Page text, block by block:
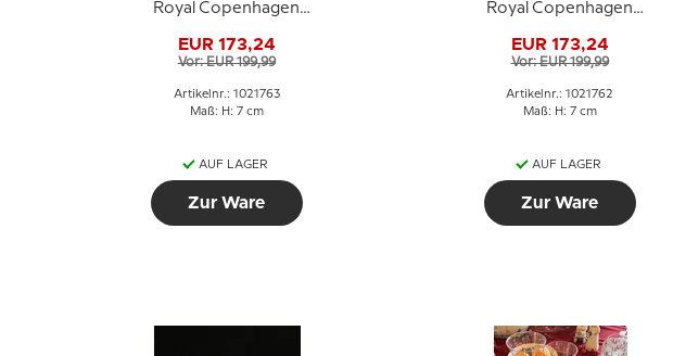
Royal Copenhagen
763
EUR 173,24
Vor: EUR 199,99
Artikelnr.: 1021763
Maß: H: 7 cm
AUF LAGER
Zur Ware
Royal Copenhagen
762
EUR 173,24
Vor: EUR 199,99
Artikelnr.: 1021762
Maß: H: 7 cm
AUF LAGER
Zur Ware